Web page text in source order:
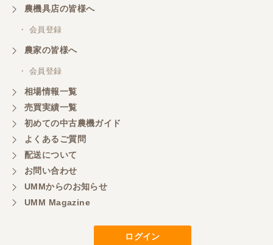
岐阜県／横倉林
ありがとうございます
岐阜県／横倉林
ありがとうございます
岐阜県／横倉林
農機具店の皆様へ
・ 会員登録
農家の皆様へ
・ 会員登録
相場情報一覧
売買実績一覧
初めての中古農機ガイド
よくあるご質問
配送について
お問い合わせ
UMMからのお知らせ
UMM Magazine
ログイン